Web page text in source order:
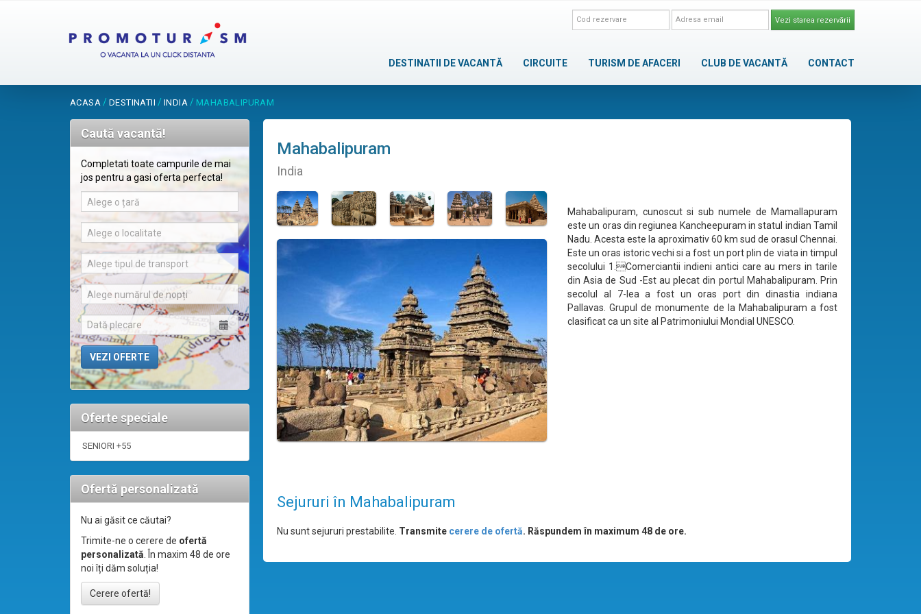
Vezi starea rezervării
DESTINATII DE VACANTĂ CIRCUITE TURISM DE AFACERI CLUB DE VACANTĂ CONTACT
ACASA / DESTINATII / INDIA / MAHABALIPURAM
Caută vacantă!
Completati toate campurile de mai
jos pentru a gasi oferta perfecta!
Alege o țară
Alege o localitate
Alege tipul de transport
Alege numărul de nopți
Oferte speciale
SENIORI +55
Ofertă personalizată
Nu ai găsit ce căutai?
Trimite-ne o cerere de ofertă
personalizată. În maxim 48 de ore
noi îți dăm soluția!
Cerere ofertă!
Mahabalipuram
India
Mahabalipuram, cunoscut si sub numele de Mamallapuram
este un oras din regiunea Kancheepuram in statul indian Tamil
Nadu. Acesta este la aproximativ 60 km sud de orasul Chennai.
Este un oras istoric vechi si a fost un port plin de viata in timpul
secolului 1.Comerciantii indieni antici care au mers in tarile
din Asia de Sud -Est au plecat din portul Mahabalipuram. Prin
secolul al 7-lea a fost un oras port din dinastia indiana
Pallavas. Grupul de monumente de la Mahabalipuram a fost
clasificat ca un site al Patrimoniului Mondial UNESCO.
Sejururi în Mahabalipuram
Nu sunt sejururi prestabilite. Transmite cerere de ofertă. Răspundem în maximum 48 de ore.